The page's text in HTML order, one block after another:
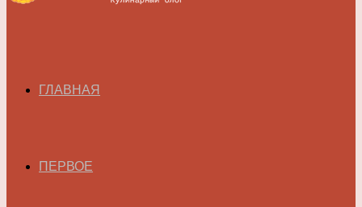
ГЛАВНАЯ
ПЕРВОЕ